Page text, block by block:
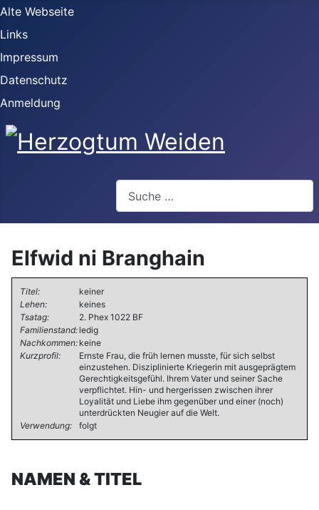
Alte Webseite
Links
Impressum
Datenschutz
Anmeldung
Elfwid ni Branghain
Titel:
keiner
Lehen:
keines
Tsatag:
2. Phex 1022 BF
Familienstand: ledig
Nachkommen: keine
Kurzprofil:
Ernste Frau, die früh lernen musste, für sich selbst
einzustehen. Disziplinierte Kriegerin mit ausgeprägtem
Gerechtigkeitsgefühl. Ihrem Vater und seiner Sache
verpflichtet. Hin- und hergerissen zwischen ihrer
Loyalität und Liebe ihm gegenüber und einer (noch)
unterdrückten Neugier auf die Welt.
Verwendung:
folgt
NAMEN & TITEL